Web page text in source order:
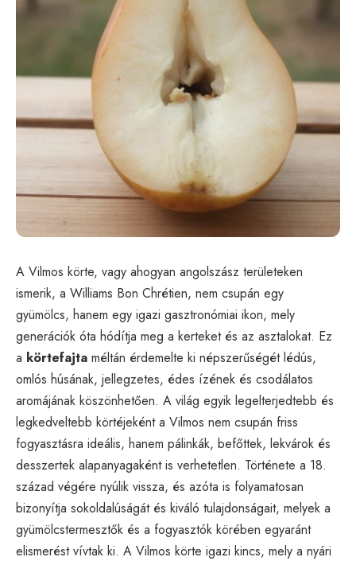
A Vilmos körte, vagy ahogyan angolszász területeken
ismerik, a Williams Bon Chrétien, nem csupán egy
gyümölcs, hanem egy igazi gasztronómiai ikon, mely
generációk óta hódítja meg a kerteket és az asztalokat. Ez
a körtefajta méltán érdemelte ki népszerűségét lédús,
omlós húsának, jellegzetes, édes ízének és csodálatos
aromájának köszönhetően. A világ egyik legelterjedtebb és
legkedveltebb körtéjeként a Vilmos nem csupán friss
fogyasztásra ideális, hanem pálinkák, befőttek, lekvárok és
desszertek alapanyagaként is verhetetlen. Története a 18.
század végére nyúlik vissza, és azóta is folyamatosan
bizonyítja sokoldalúságát és kiváló tulajdonságait, melyek a
gyümölcstermesztők és a fogyasztók körében egyaránt
elismerést vívtak ki. A Vilmos körte igazi kincs, mely a nyári